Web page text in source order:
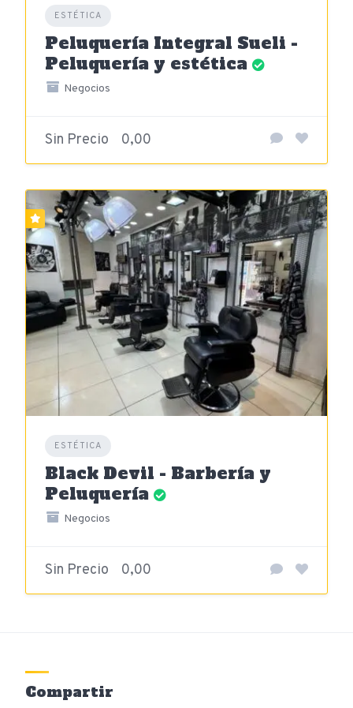
ESTÉTICA
Peluquería Integral Sueli -
Peluquería y estética
Negocios
Sin Precio 0,00
ESTÉTICA
Black Devil - Barbería y
Peluquería
Negocios
Sin Precio 0,00
Compartir